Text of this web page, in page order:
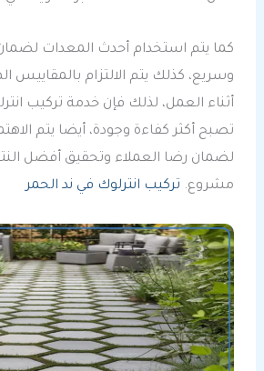
كما يتم استخدام أحدث المعدات
وسريع، كذلك يتم الالتزام بالمقاييس
أثناء العمل، لذلك فإن خدمة تركيب
تصبح أكثر كفاءة وجودة، أيضا يتم
لضمان رضا العملاء وتحقيق أفضل
مشروع. تركيب انترلوك في ند الحمر